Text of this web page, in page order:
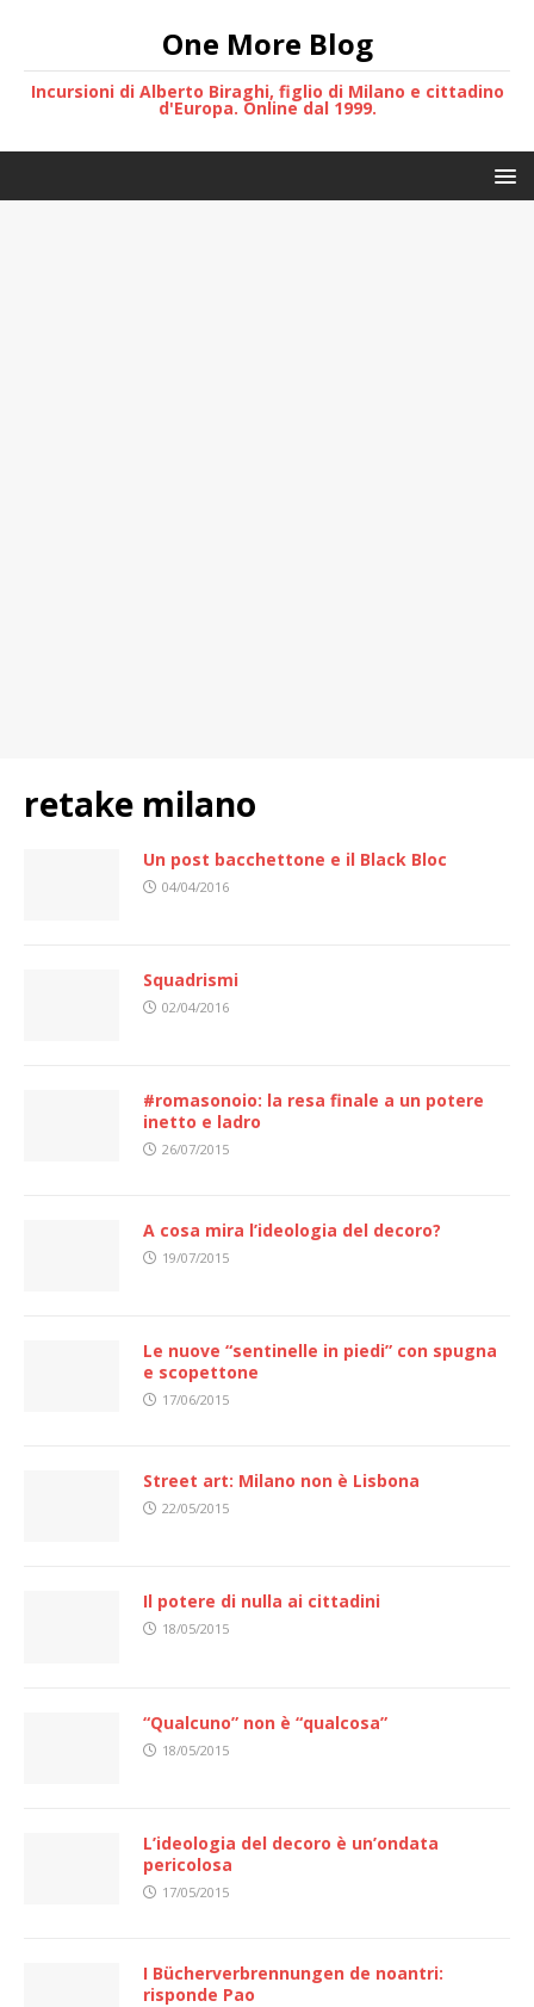
One More Blog
Incursioni di Alberto Biraghi, figlio di Milano e cittadino
d'Europa. Online dal 1999.
retake milano
Un post bacchettone e il Black Bloc
04/04/2016
Squadrismi
02/04/2016
#romasonoio: la resa finale a un potere
inetto e ladro
26/07/2015
A cosa mira l’ideologia del decoro?
19/07/2015
Le nuove “sentinelle in piedi” con spugna
e scopettone
17/06/2015
Street art: Milano non è Lisbona
22/05/2015
Il potere di nulla ai cittadini
18/05/2015
“Qualcuno” non è “qualcosa”
18/05/2015
L’ideologia del decoro è un’ondata
pericolosa
17/05/2015
I Bücherverbrennungen de noantri:
risponde Pao